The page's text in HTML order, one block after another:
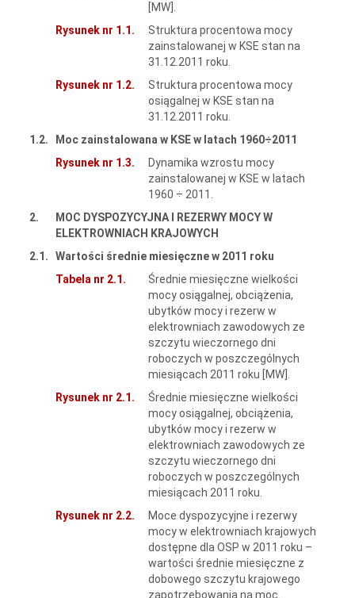
[MW].
Rysunek nr 1.1.
Struktura procentowa mocy
zainstalowanej w KSE stan na
31.12.2011 roku.
Rysunek nr 1.2.
Struktura procentowa mocy
osiągalnej w KSE stan na
31.12.2011 roku.
1.2.
Moc zainstalowana w KSE w latach 1960÷2011
Rysunek nr 1.3.
Dynamika wzrostu mocy
zainstalowanej w KSE w latach
1960 ÷ 2011.
2.
MOC DYSPOZYCYJNA I REZERWY MOCY W
ELEKTROWNIACH KRAJOWYCH
2.1.
Wartości średnie miesięczne w 2011 roku
Tabela nr 2.1.
Średnie miesięczne wielkości
mocy osiągalnej, obciążenia,
ubytków mocy i rezerw w
elektrowniach zawodowych ze
szczytu wieczornego dni
roboczych w poszczególnych
miesiącach 2011 roku [MW].
Rysunek nr 2.1.
Średnie miesięczne wielkości
mocy osiągalnej, obciążenia,
ubytków mocy i rezerw w
elektrowniach zawodowych ze
szczytu wieczornego dni
roboczych w poszczególnych
miesiącach 2011 roku.
Rysunek nr 2.2.
Moce dyspozycyjne i rezerwy
mocy w elektrowniach krajowych
dostępne dla OSP w 2011 roku –
wartości średnie miesięczne z
dobowego szczytu krajowego
zapotrzebowania na moc.